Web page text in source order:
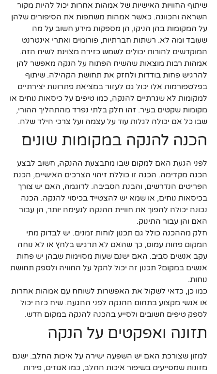
שיתוף החוויות האישיות של אמהות אחרות יכול להיות מקור
השראה והכוונה. כאשר אמהות משתפות את הסיפורים שלהן
על המקומות בהן הניקו, הן מספקות מידע חשוב על מה
שעובד ומה לא. רשתות חברתיות, פורומים ואתרי אינטרנט
המוקדשים להורות יכולים לשמש כזירה מצוינת לשיח הזה.
אמהות רבות מוצאות שהשיח הפתוח על הנקה מאפשר להן
להרגיש פחות בודדות ולחזק את תחושת הקהילה. שיתוף
בפלטפורמות אלו יכול גם לעזור במציאת פתרונות יצירתיים
למקומות לא שגרתיים להנקה, כמו טיפים על כיסאות נוחים או
מקומות שקטים בעיר. זהו חלק בלתי נפרד מהתהליך ההורי,
שבו כל אם יכולה לגלות עוד על עצמה ועל צרכי הילד שלה.
הכנה להנקה במקומות שונים
לפני הגעת האם למקום שבו מתבצעת ההנקה, חשוב לבצע
הכנה מקדימה. הכנה זו כוללת זיהוי הצרכים האישיים, הכנת
הפריטים הנדרשים, והבנת הסביבה. לדוגמה, האם יש צורך
בכיסאות נוחים, או שמא יש להצטייד בכיסוי להנקה. הכנה
נכונה יכולה להפוך את חוויית ההנקה לנעימה יותר, הן עבור
האם והן עבור התינוק.
חלק מההכנה כולל גם תכנון לוחות זמנים. יש לבדוק מתי
המקום פחות עמוס, כך שהאם לא תרגיש בלחץ או לא נוחה
עקב אנשים סביב. האם ישנם שעות מסוימות שבהן יש פחות
אנשים במקום? תכנון זה יכול להקל על החוויה ולספק תחושת
נוחות.
כמו כן, כדאי לשקול את האפשרות לשוחח עם אמהות אחרות
או אנשי מקצוע בתחום ההנקה לפני ההגעה. שיח כזה יכול
לספק טיפים חשובים ולסייע בהכנה להנקה במקום חדש.
תזונה ואפקטים על הנקה
למזון שצורכת האם יש השפעה ישירה על איכות החלב. ישנם
מזונות שמסייעים בשיפור איכות החלב, כמו אגוזים, פירות